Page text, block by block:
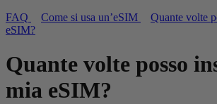
FAQ
Come si usa un’eSIM
Quante volte
eSIM?
Quante volte posso
mia eSIM?